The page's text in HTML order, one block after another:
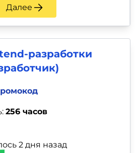
Далее
разработки
256 часов
2 дня назад